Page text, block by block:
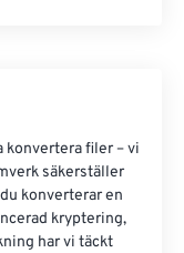
konvertera filer – vi
säkerställer
konverterar en
kryptering,
har vi täckt